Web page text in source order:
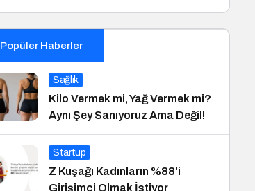
Popüler Haberler
Sağlık
Kilo Vermek mi, Yağ Vermek mi?
Aynı Şey Sanıyoruz Ama Değil!
Startup
Z Kuşağı Kadınların %88’i
Girişimci Olmak İstiyor